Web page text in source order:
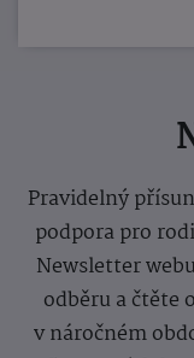
Pravidelný
podpora pro
Newsletter
odběru a čtěte
v náročném